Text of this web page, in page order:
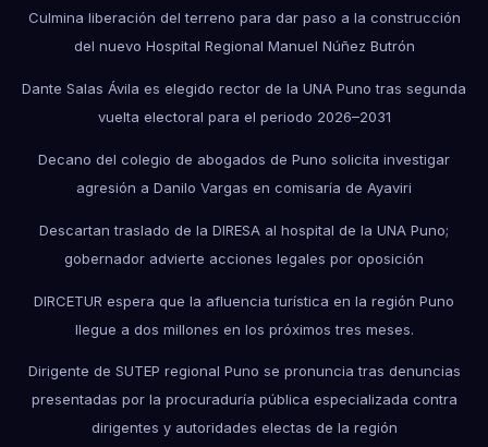
Culmina liberación del terreno para dar paso a la construcción
del nuevo Hospital Regional Manuel Núñez Butrón
Dante Salas Ávila es elegido rector de la UNA Puno tras segunda
vuelta electoral para el periodo 2026–2031
Decano del colegio de abogados de Puno solicita investigar
agresión a Danilo Vargas en comisaría de Ayaviri
Descartan traslado de la DIRESA al hospital de la UNA Puno;
gobernador advierte acciones legales por oposición
DIRCETUR espera que la afluencia turística en la región Puno
llegue a dos millones en los próximos tres meses.
Dirigente de SUTEP regional Puno se pronuncia tras denuncias
presentadas por la procuraduría pública especializada contra
dirigentes y autoridades electas de la región